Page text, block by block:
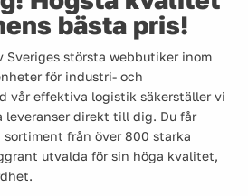
bästa pris!
Sveriges största webbutiker inom
för industri- och
vår effektiva logistik säkerställer vi
leveranser direkt till dig. Du får
från över 800 starka
utvalda för sin höga kvalitet,